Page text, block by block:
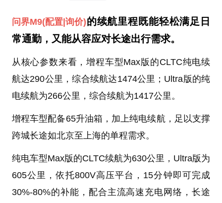
问界M9(配置|询价)的续航里程既能轻松满足日
常通勤，又能从容应对长途出行需求。
从核心参数来看，增程车型Max版的CLTC纯电续
航达290公里，综合续航达1474公里；Ultra版的纯
电续航为266公里，综合续航为1417公里。
增程车型配备65升油箱，加上纯电续航，足以支撑
跨城长途如北京至上海的单程需求。
纯电车型Max版的CLTC续航为630公里，Ultra版为
605公里，依托800V高压平台，15分钟即可完成
30%-80%的补能，配合主流高速充电网络，长途